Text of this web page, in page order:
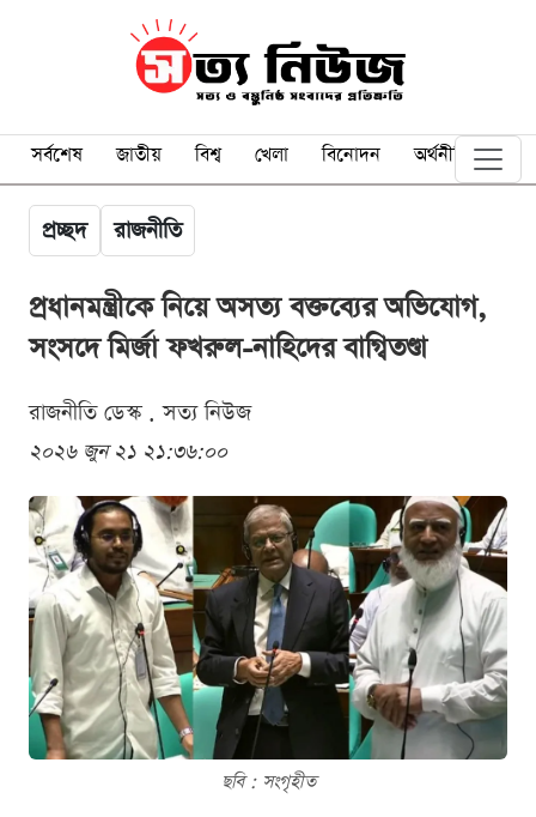
সর্বশেষ জাতীয় বিশ্ব খেলা বিনোদন অর্থনীতি
প্রচ্ছদ রাজনীতি
প্রধানমন্ত্রীকে নিয়ে অসত্য বক্তব্যের অভিযোগ,
সংসদে মির্জা ফখরুল-নাহিদের বাগ্বিতণ্ডা
রাজনীতি ডেস্ক . সত্য নিউজ
২০২৬ জুন ২১ ২১:৩৬:০০
ছবি : সংগৃহীত